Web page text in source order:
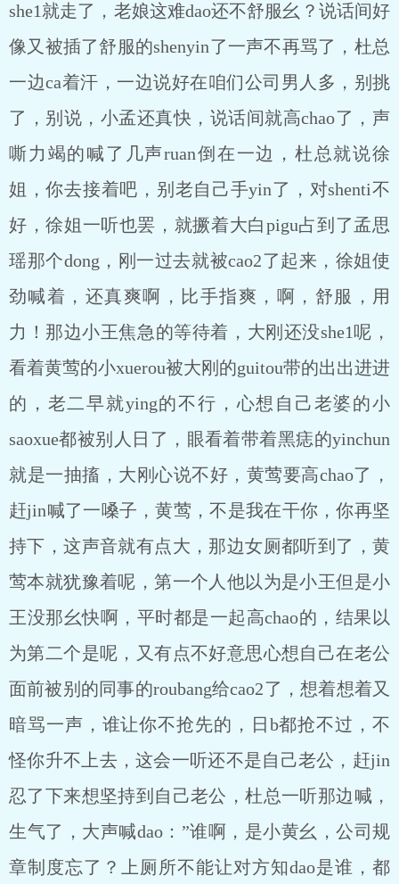
she1就走了，老娘这难dao还不舒服幺？说话间好
像又被插了舒服的shenyin了一声不再骂了，杜总
一边ca着汗，一边说好在咱们公司男人多，别挑
了，别说，小孟还真快，说话间就高chao了，声
嘶力竭的喊了几声ruan倒在一边，杜总就说徐
姐，你去接着吧，别老自己手yin了，对shenti不
好，徐姐一听也罢，就撅着大白pigu占到了孟思
瑶那个dong，刚一过去就被cao2了起来，徐姐使
劲喊着，还真爽啊，比手指爽，啊，舒服，用
力！那边小王焦急的等待着，大刚还没she1呢，
看着黄莺的小xuerou被大刚的guitou带的出出进进
的，老二早就ying的不行，心想自己老婆的小
saoxue都被别人日了，眼看着带着黑痣的yinchun
就是一抽搐，大刚心说不好，黄莺要高chao了，
赶jin喊了一嗓子，黄莺，不是我在干你，你再坚
持下，这声音就有点大，那边女厕都听到了，黄
莺本就犹豫着呢，第一个人他以为是小王但是小
王没那幺快啊，平时都是一起高chao的，结果以
为第二个是呢，又有点不好意思心想自己在老公
面前被别的同事的roubang给cao2了，想着想着又
暗骂一声，谁让你不抢先的，日b都抢不过，不
怪你升不上去，这会一听还不是自己老公，赶jin
忍了下来想坚持到自己老公，杜总一听那边喊，
生气了，大声喊dao：”谁啊，是小黄幺，公司规
章制度忘了？上厕所不能让对方知dao是谁，都